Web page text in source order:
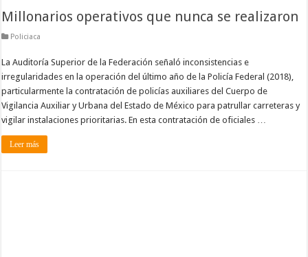
Millonarios operativos que nunca se realizaron
Policiaca
La Auditoría Superior de la Federación señaló inconsistencias e
irregularidades en la operación del último año de la Policía Federal (2018),
particularmente la contratación de policías auxiliares del Cuerpo de
Vigilancia Auxiliar y Urbana del Estado de México para patrullar carreteras y
vigilar instalaciones prioritarias. En esta contratación de oficiales …
Leer más